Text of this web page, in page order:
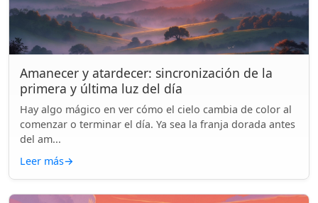
Amanecer y atardecer: sincronización de la
primera y última luz del día
Hay algo mágico en ver cómo el cielo cambia de color al
comenzar o terminar el día. Ya sea la franja dorada antes
del am...
Leer más→